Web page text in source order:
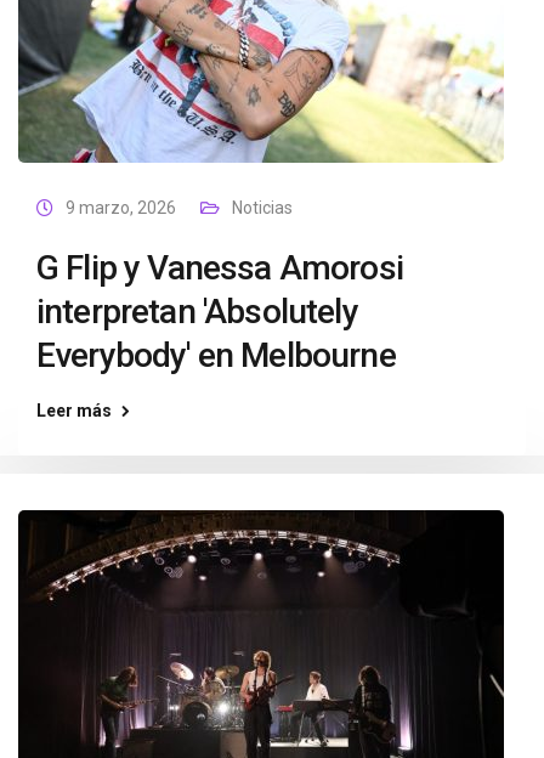
9 marzo, 2026 Noticias
G Flip y Vanessa Amorosi
interpretan 'Absolutely
Everybody' en Melbourne
Leer más